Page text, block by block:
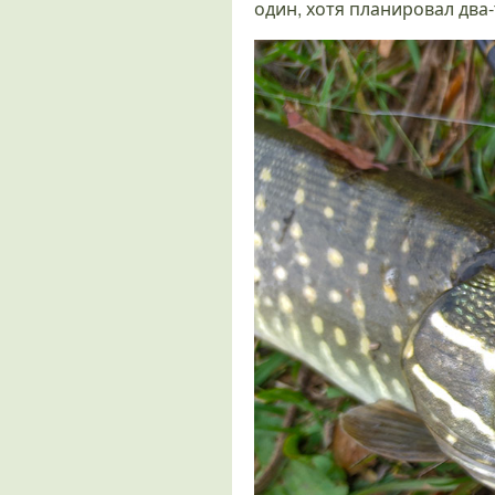
один, хотя планировал